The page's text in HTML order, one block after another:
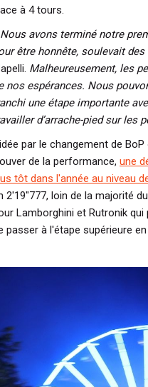
à 4 tours.
Nous avons terminé notre
être honnête, soulevait
Malheureusement, les
nos espérances. Nous
une étape importante
d’arrache-pied sur les
par le changement de
de la performance, une
tôt dans l'année au niveau
2'19"777, loin de la majorité
Lamborghini et Rutronik
passer à l'étape supérieure